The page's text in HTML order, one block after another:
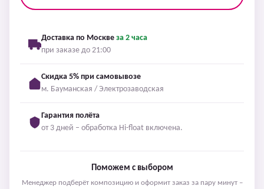
Доставка по Москве за 2 часа
при заказе до 21:00
Скидка 5% при самовывозе
м. Бауманская / Электрозаводская
Гарантия полёта
от 3 дней – обработка Hi-float включена.
Поможем с выбором
Менеджер подберёт композицию и оформит заказ за пару минут –